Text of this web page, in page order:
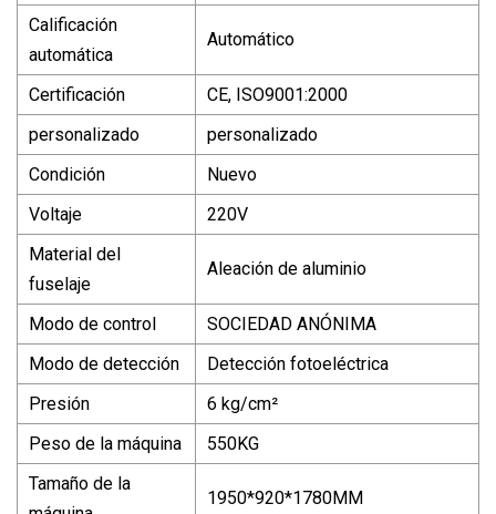
Calificación
automática
Automático
Certificación
CE, ISO9001:2000
personalizado
personalizado
Condición
Nuevo
Voltaje
220V
Material del
fuselaje
Aleación de aluminio
Modo de control
SOCIEDAD ANÓNIMA
Modo de detección
Detección fotoeléctrica
Presión
6 kg/cm²
Peso de la máquina
550KG
Tamaño de la
1950*920*1780MM